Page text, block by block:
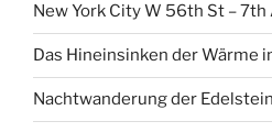
New York City W 56th St – 7th
Das Hineinsinken der Wärme
Nachtwanderung der